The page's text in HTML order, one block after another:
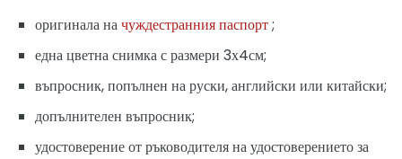
оригинала начуждестранния паспорт;
една цветна снимка с размери 3х4см;
въпросник, попълнен на руски, английски или китайски;
допълнителен въпросник;
удостоверение от ръководителя на удостоверението за